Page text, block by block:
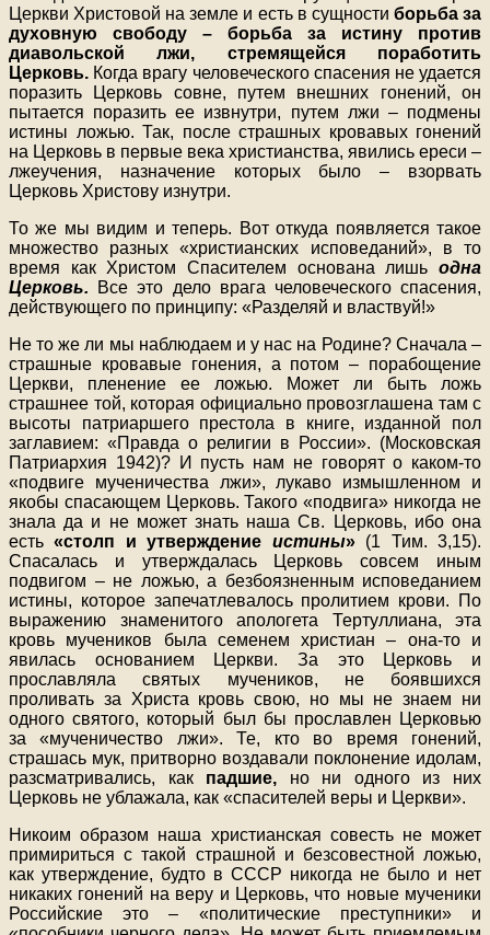
Церкви Христовой на земле и есть в сущности борьба за
духовную свободу – борьба за истину против
диавольской лжи, стремящейся поработить
Церковь. Когда врагу человеческого спасения не удается
поразить Церковь совне, путем внешних гонений, он
пытается поразить ее извнутри, путем лжи – подмены
истины ложью. Так, после страшных кровавых гонений
на Церковь в первые века христианства, явились ереси –
лжеучения, назначение которых было – взорвать
Церковь Христову изнутри.
То же мы видим и теперь. Вот откуда появляется такое
множество разных «христианских исповеданий», в то
время как Христом Спасителем основана лишь одна
Церковь. Все это дело врага человеческого спасения,
действующего по принципу: «Разделяй и властвуй!»
Не то же ли мы наблюдаем и у нас на Родине? Сначала –
страшные кровавые гонения, а потом – порабощение
Церкви, пленение ее ложью. Может ли быть ложь
страшнее той, которая официально провозглашена там с
высоты патриаршего престола в книге, изданной пол
заглавием: «Правда о религии в России». (Московская
Патриархия 1942)? И пусть нам не говорят о каком-то
«подвиге мученичества лжи», лукаво измышленном и
якобы спасающем Церковь. Такого «подвига» никогда не
знала да и не может знать наша Св. Церковь, ибо она
есть«столп и утверждение истины»(1 Тим. 3,15).
Спасалась и утверждалась Церковь совсем иным
подвигом – не ложью, а безбоязненным исповеданием
истины, которое запечатлевалось пролитием крови. По
выражению знаменитого апологета Тертуллиана, эта
кровь мучеников была семенем христиан – она-то и
явилась основанием Церкви. За это Церковь и
прославляла святых мучеников, не боявшихся
проливать за Христа кровь свою, но мы не знаем ни
одного святого, который был бы прославлен Церковью
за «мученичество лжи». Те, кто во время гонений,
страшась мук, притворно воздавали поклонение идолам,
разсматривались, как падшие, но ни одного из них
Церковь не ублажала, как «спасителей веры и Церкви».
Никоим образом наша христианская совесть не может
примириться с такой страшной и безсовестной ложью,
как утверждение, будто в СССР никогда не было и нет
никаких гонений на веру и Церковь, что новые мученики
Российские это – «политические преступники» и